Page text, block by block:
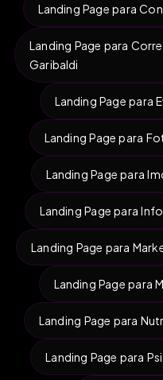
Landing Page para
Landing Page para
Garibaldi
Landing Page para
Landing Page para
Landing Page para
Landing Page para
Landing Page para
Landing Page para
Landing Page para
Landing Page para